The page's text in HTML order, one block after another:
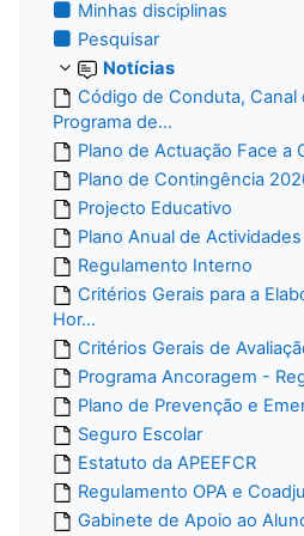
Minhas disciplinas
Pesquisar
Notícias
Código de Conduta, Canal
Programa de...
Plano de Actuação Face a
Plano de Contingência
Projecto Educativo
Plano Anual de
Regulamento Interno
Critérios Gerais para a
Hor...
Critérios Gerais de
Programa Ancoragem -
Plano de Prevenção e
Seguro Escolar
Estatuto da APEEFCR
Regulamento OPA e
Gabinete de Apoio ao